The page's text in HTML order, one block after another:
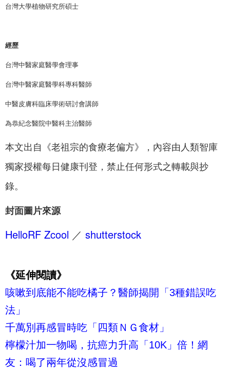
台灣大學植物研究所碩士
經歷
台灣中醫家庭醫學會理事
台灣中醫家庭醫學科專科醫師
中醫皮膚科臨床學術研討會講師
為恭紀念醫院中醫科主治醫師
本文出自《老祖宗的食療老偏方》，內容由人類智庫
獨家授權每日健康刊登，禁止任何形式之轉載與抄
錄。
封面圖片來源
HelloRF Zcool ／ shutterstock
《延伸閱讀》
咳嗽到底能不能吃橘子？醫師揭開「3種錯誤吃
法」
千萬別再感冒時吃「四類ＮＧ食材」
檸檬汁加一物喝，抗癌力升高「10K」倍！網
友：喝了兩年從沒感冒過